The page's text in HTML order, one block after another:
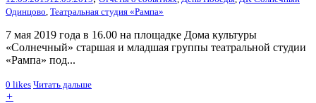
Одинцово Театральная студия «Рампа»
7 мая 2019 года в 16.00 на площадке Дома культуры
«Солнечный» старшая и младшая группы театральной студии
«Рампа» под...
0 likes Читать дальше
+